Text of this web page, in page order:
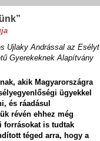
Ujlaky Andrással az Esélyt
Gyerekeknek Alapítvány
akik Magyarországra
ügyekkel
és ráadásul
révén ehhez még
forrásokat is tudtak
téged arra, hogy a